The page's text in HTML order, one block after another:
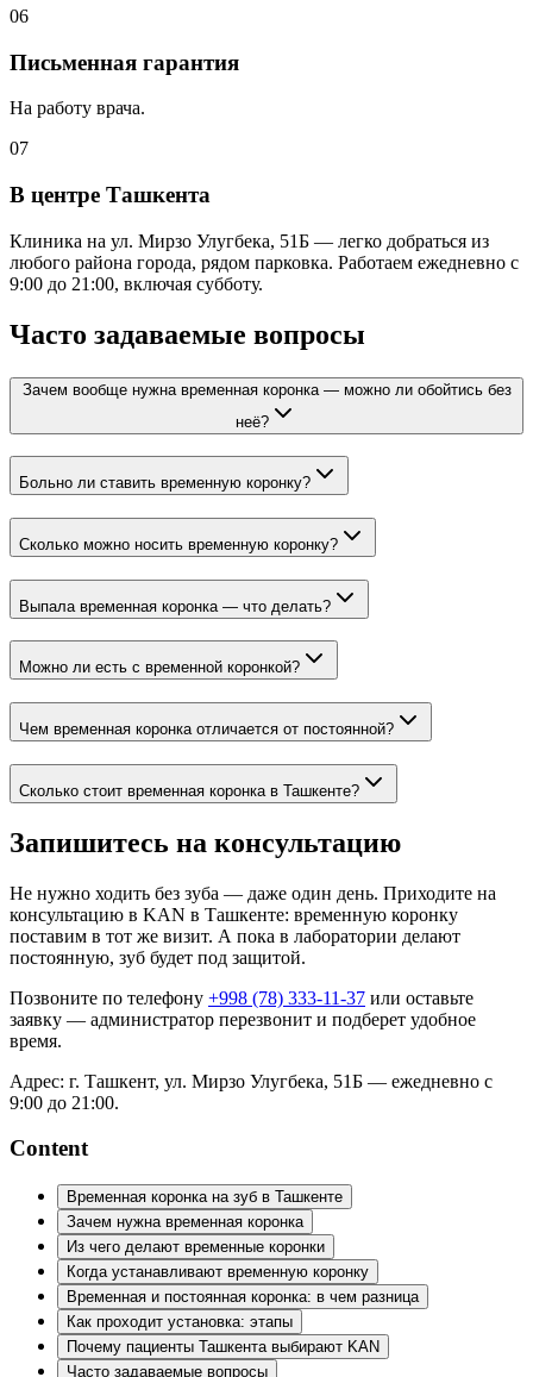
06
Письменная гарантия
На работу врача.
07
В центре Ташкента
Клиника на ул. Мирзо Улугбека, 51Б — легко добраться из
любого района города, рядом парковка. Работаем ежедневно с
9:00 до 21:00, включая субботу.
Часто задаваемые вопросы
Зачем вообще нужна временная коронка — можно ли обойтись без
неё?
Больно ли ставить временную коронку?
Сколько можно носить временную коронку?
Выпала временная коронка — что делать?
Можно ли есть с временной коронкой?
Чем временная коронка отличается от постоянной?
Сколько стоит временная коронка в Ташкенте?
Запишитесь на консультацию
Не нужно ходить без зуба — даже один день. Приходите на
консультацию в KAN в Ташкенте: временную коронку
поставим в тот же визит. А пока в лаборатории делают
постоянную, зуб будет под защитой.
Позвоните по телефону +998 (78) 333-11-37 или оставьте
заявку — администратор перезвонит и подберет удобное
время.
Адрес: г. Ташкент, ул. Мирзо Улугбека, 51Б — ежедневно с
9:00 до 21:00.
Content
Временная коронка на зуб в Ташкенте
Зачем нужна временная коронка
Из чего делают временные коронки
Когда устанавливают временную коронку
Временная и постоянная коронка: в чем разница
Как проходит установка: этапы
Почему пациенты Ташкента выбирают KAN
Часто задаваемые вопросы